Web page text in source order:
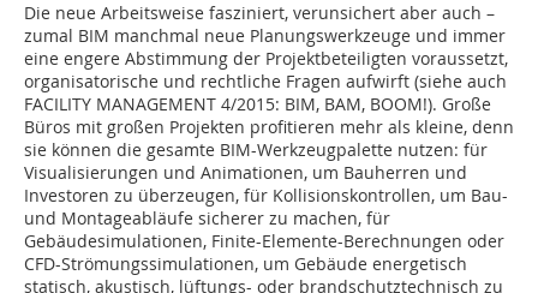
Die neue Arbeitsweise fasziniert, verunsichert aber auch –
zumal BIM manchmal neue Planungswerkzeuge und immer
eine engere Abstimmung der Projektbeteiligten voraussetzt,
organisatorische und rechtliche Fragen aufwirft (siehe auch
FACILITY MANAGEMENT 4/2015: BIM, BAM, BOOM!). Große
Büros mit großen Projekten profitieren mehr als kleine, denn
sie können die gesamte BIM-Werkzeugpalette nutzen: für
Visualisierungen und Animationen, um Bauherren und
Investoren zu überzeugen, für Kollisionskontrollen, um Bau-
und Montageabläufe sicherer zu machen, für
Gebäudesimulationen, Finite-Elemente-Berechnungen oder
CFD-Strömungssimulationen, um Gebäude energetisch
statisch, akustisch, lüftungs- oder brandschutztechnisch zu